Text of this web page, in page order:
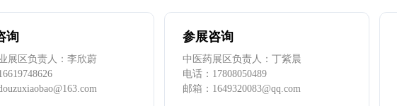
询
展区负责人：李欣蔚
参展咨询
中医药展区负责人：丁紫晨
电话： 17808050489
邮箱： 1649320083@qq.com